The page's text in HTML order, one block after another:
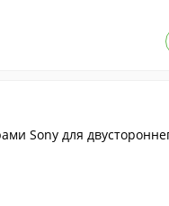
Sony для